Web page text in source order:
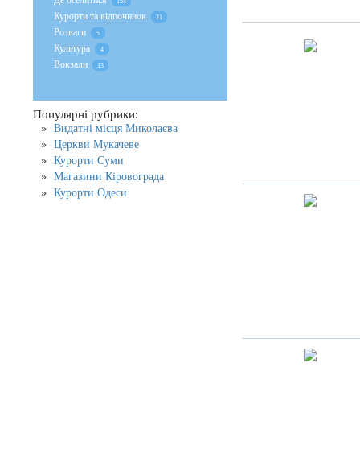
Курорти та відпочинок 21
Розваги 5
Культура 4
Вокзали 13
Популярні рубрики:
Видатні місця Миколаєва
Церкви Мукачеве
Курорти Суми
Магазини Кіровограда
Курорти Одеси